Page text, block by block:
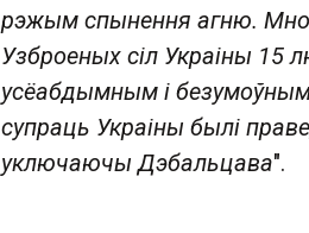
рэжым спынення агню.
Узброеных сіл Украіны 15
усёабдымным і
супраць Украіны былі
уключаючы Дэбальцава".